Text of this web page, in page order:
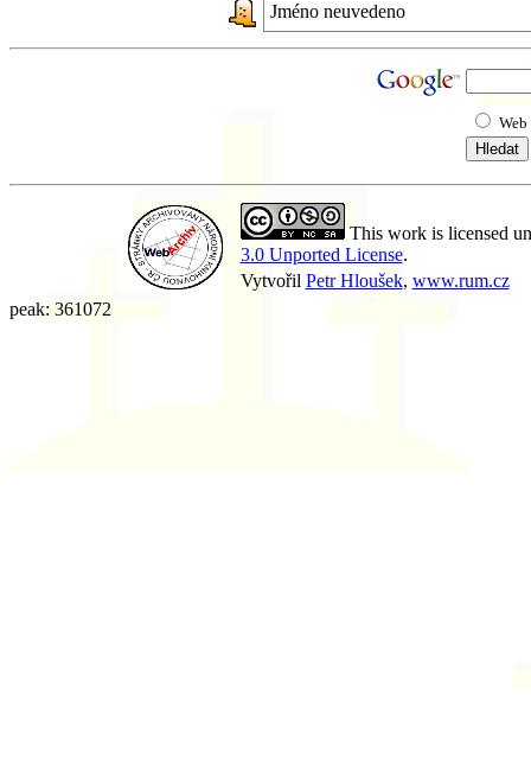
Jméno neuvedeno
Web
This work is licensed
3.0 Unported License.
Vytvořil Petr Hloušek, www.rum.cz
peak: 361072